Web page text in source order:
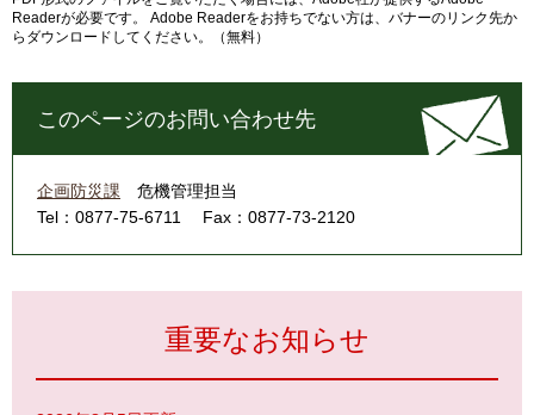
Readerが必要です。
Adobe Readerをお持ちでない方は、バナーのリンク先か
らダウンロードしてください。（無料）
このページのお問い合わせ先
企画防災課
危機管理担当
Tel：0877-75-6711
Fax：0877-73-2120
重要なお知らせ